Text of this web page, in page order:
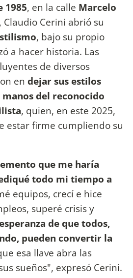
1985, en la calle Marcelo
, Claudio Cerini abrió su
, bajo su propio
a hacer historia. Las
de diversos
en dejar sus estilos
manos del reconocido
, quien, en este 2025,
estar firme cumpliendo su
que me haría
todo mi tiempo a
equipos, crecí e hice
superé crisis y
esperanza de que todos,
pueden convertir la
esa llave abra las
sueños", expresó Cerini.